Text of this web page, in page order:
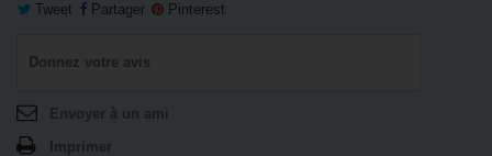
Tweet Partager Pinterest
Donnez votre avis
Envoyer à un ami
Imprimer